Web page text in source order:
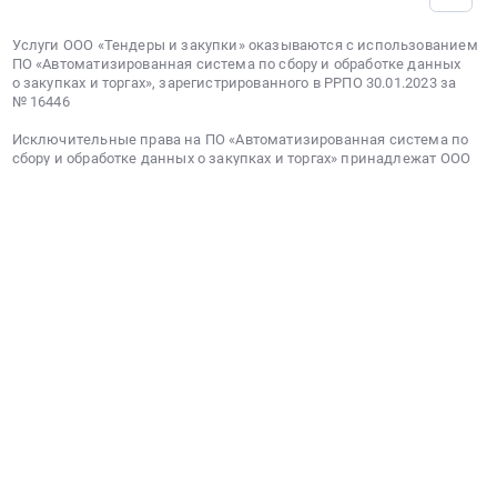
Услуги ООО «Тендеры и закупки» оказываются с использованием
ПО «Автоматизированная система по сбору и обработке данных
о закупках и торгах», зарегистрированного в РРПО 30.01.2023 за
№ 16446
Исключительные права на ПО «Автоматизированная система по
сбору и обработке данных о закупках и торгах» принадлежат ООО